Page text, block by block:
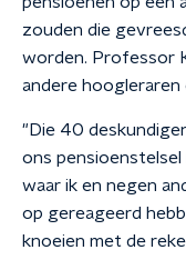
zouden die
worden. Professor
andere hoogleraren
"Die 40
ons
waar ik en negen
op gereageerd
knoeien met de